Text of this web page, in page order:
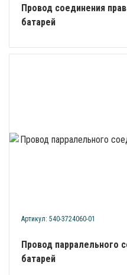
Провод соединения
батарей
Артикул: 540-3724060-01
Провод парралельного
батарей